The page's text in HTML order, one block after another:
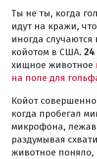
Ты не ты, когда
идут на кражи,
иногда
койотом в США. 24
хищное животное
на поле для
Койот
когда пробегал
микрофона,
раздумывая
животное поняло,